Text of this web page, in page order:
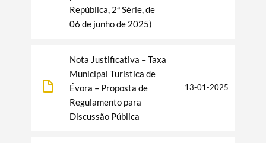
República, 2ª Série, de
06 de junho de 2025)
Nota Justificativa – Taxa
Municipal Turística de
Évora – Proposta de
Regulamento para
Discussão Pública
13-01-2025